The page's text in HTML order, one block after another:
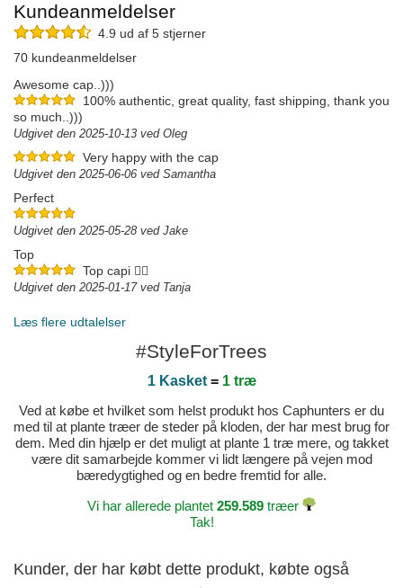
Kundeanmeldelser
4.9 ud af 5 stjerner
70 kundeanmeldelser
Awesome cap..)))
100% authentic, great quality, fast shipping, thank you
so much..)))
Udgivet den 2025-10-13 ved Oleg
Very happy with the cap
Udgivet den 2025-06-06 ved Samantha
Perfect
Udgivet den 2025-05-28 ved Jake
Top
Top capi 👍🏼
Udgivet den 2025-01-17 ved Tanja
Læs flere udtalelser
#StyleForTrees
1 Kasket= 1 træ
Ved at købe et hvilket som helst produkt hos Caphunters er du
med til at plante træer de steder på kloden, der har mest brug for
dem. Med din hjælp er det muligt at plante 1 træ mere, og takket
være dit samarbejde kommer vi lidt længere på vejen mod
bæredygtighed og en bedre fremtid for alle.
Vi har allerede plantet 259.589 træer
Tak!
Kunder, der har købt dette produkt, købte også